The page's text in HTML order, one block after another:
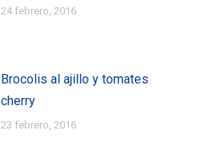
24 febrero, 2016
Brocolis al ajillo y tomates
cherry
23 febrero, 2016